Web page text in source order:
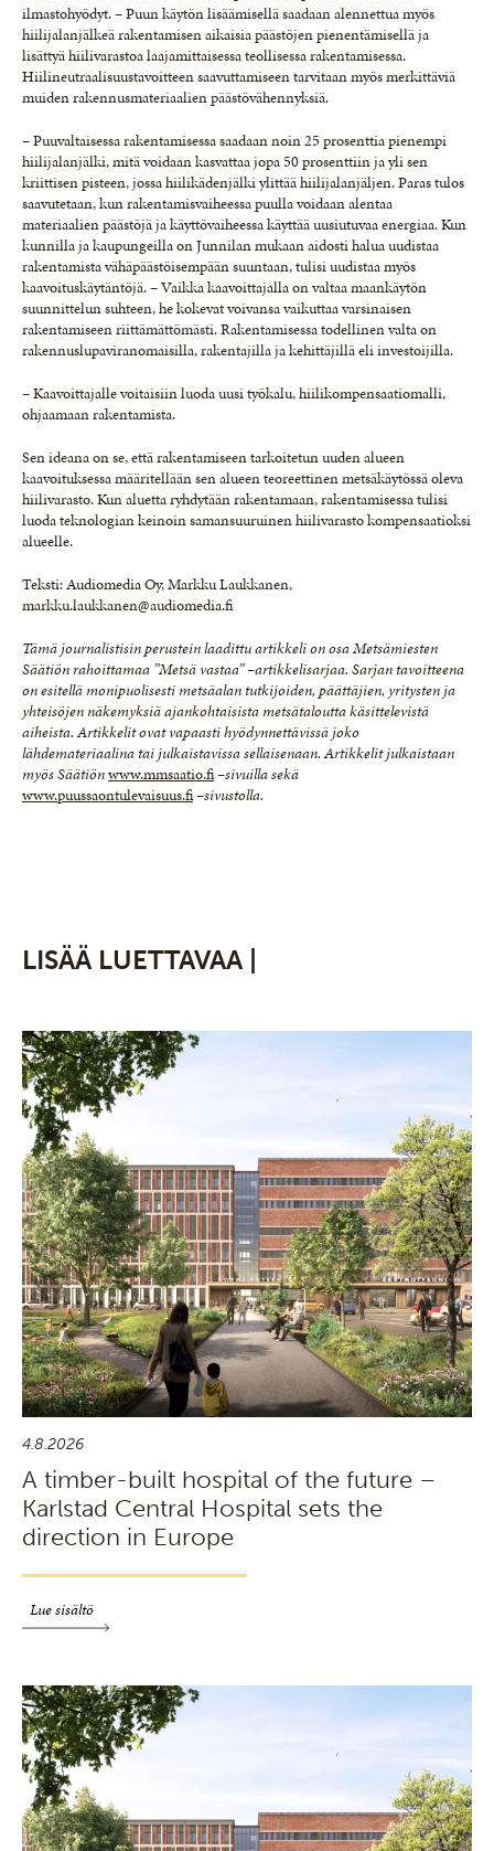
ilmastohyödyt. – Puun käytön lisäämisellä saadaan alennettua myös
hiilijalanjälkeä rakentamisen aikaisia päästöjen pienentämisellä ja
lisättyä hiilivarastoa laajamittaisessa teollisessa rakentamisessa.
Hiilineutraalisuustavoitteen saavuttamiseen tarvitaan myös merkittäviä
muiden rakennusmateriaalien päästövähennyksiä.
– Puuvaltaisessa rakentamisessa saadaan noin 25 prosenttia pienempi
hiilijalanjälki, mitä voidaan kasvattaa jopa 50 prosenttiin ja yli sen
kriittisen pisteen, jossa hiilikädenjälki ylittää hiilijalanjäljen. Paras tulos
saavutetaan, kun rakentamisvaiheessa puulla voidaan alentaa
materiaalien päästöjä ja käyttövaiheessa käyttää uusiutuvaa energiaa. Kun
kunnilla ja kaupungeilla on Junnilan mukaan aidosti halua uudistaa
rakentamista vähäpäästöisempään suuntaan, tulisi uudistaa myös
kaavoituskäytäntöjä. – Vaikka kaavoittajalla on valtaa maankäytön
suunnittelun suhteen, he kokevat voivansa vaikuttaa varsinaisen
rakentamiseen riittämättömästi. Rakentamisessa todellinen valta on
rakennuslupaviranomaisilla, rakentajilla ja kehittäjillä eli investoijilla.
– Kaavoittajalle voitaisiin luoda uusi työkalu, hiilikompensaatiomalli,
ohjaamaan rakentamista.
Sen ideana on se, että rakentamiseen tarkoitetun uuden alueen
kaavoituksessa määritellään sen alueen teoreettinen metsäkäytössä oleva
hiilivarasto. Kun aluetta ryhdytään rakentamaan, rakentamisessa tulisi
luoda teknologian keinoin samansuuruinen hiilivarasto kompensaatioksi
alueelle.
Teksti: Audiomedia Oy, Markku Laukkanen,
markku.laukkanen@audiomedia.fi
Tämä journalistisin perustein laadittu artikkeli on osa Metsämiesten
Säätiön rahoittamaa ”Metsä vastaa” –artikkelisarjaa. Sarjan tavoitteena
on esitellä monipuolisesti metsäalan tutkijoiden, päättäjien, yritysten ja
yhteisöjen näkemyksiä ajankohtaisista metsätaloutta käsittelevistä
aiheista. Artikkelit ovat vapaasti hyödynnettävissä joko
lähdemateriaalina tai julkaistavissa sellaisenaan. Artikkelit julkaistaan
myös Säätiönwww.mmsaatio.fi–sivuilla sekä
www.puussaontulevaisuus.fi–sivustolla.
LISÄÄ LUETTAVAA |
4.8.2026
A timber-built hospital of the future –
Karlstad Central Hospital sets the
direction in Europe
Lue sisältö